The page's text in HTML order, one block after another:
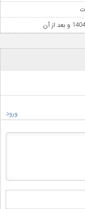
ورود